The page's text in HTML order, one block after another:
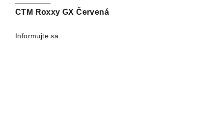
CTM Roxxy GX Červená
Informujte sa